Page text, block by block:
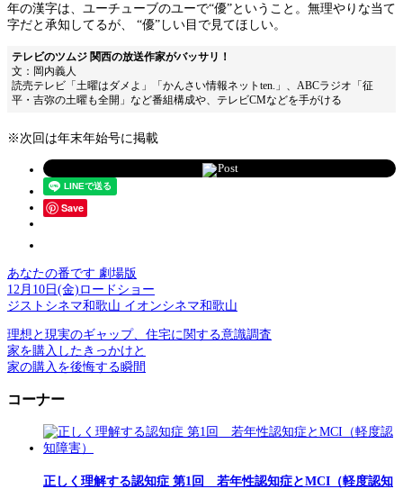
年の漢字は、ユーチューブのユーで“優”ということ。無理やりな当て
字だと承知してるが、 “優”しい目で見てほしい。
テレビのツムジ 関西の放送作家がバッサリ！
文：岡内義人
読売テレビ「土曜はダメよ」「かんさい情報ネットten.」、ABCラジオ「征
平・吉弥の土曜も全開」など番組構成や、テレビCMなどを手がける
※次回は年末年始号に掲載
Post
Save
あなたの番です 劇場版
12月10日(金)ロードショー
ジストシネマ和歌山 イオンシネマ和歌山
理想と現実のギャップ、住宅に関する意識調査
家を購入したきっかけと
家の購入を後悔する瞬間
コーナー
正しく理解する認知症 第1回 若年性認知症とMCI（軽度認知